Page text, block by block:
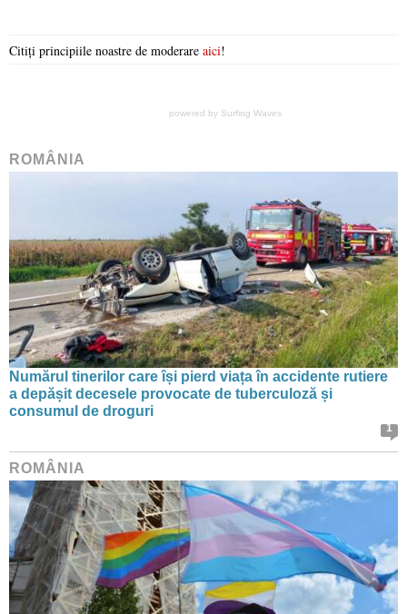
Citiți principiile noastre de moderare aici!
powered by Surfing Waves
ROMÂNIA
Numărul tinerilor care își pierd viața în accidente rutiere
a depășit decesele provocate de tuberculoză și
consumul de droguri
1
ROMÂNIA